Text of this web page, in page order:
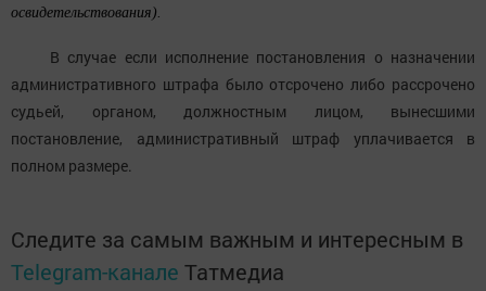
освидетельствования).
В случае если исполнение постановления о назначении
административного штрафа было отсрочено либо рассрочено
судьей, органом, должностным лицом, вынесшими
постановление, административный штраф уплачивается в
полном размере.
Следите за самым важным и интересным в
Telegram-канале Татмедиа